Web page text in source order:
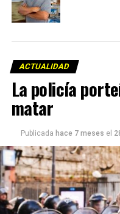
ACTUALIDAD
La policía
matar
Publicada hace 7 meses el